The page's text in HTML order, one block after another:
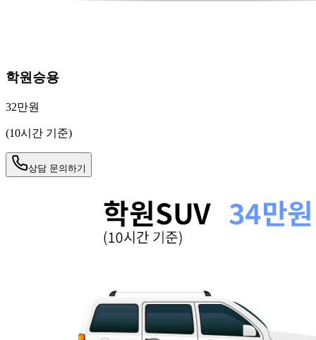
학원승용
32만원
(10시간 기준)
상담 문의하기